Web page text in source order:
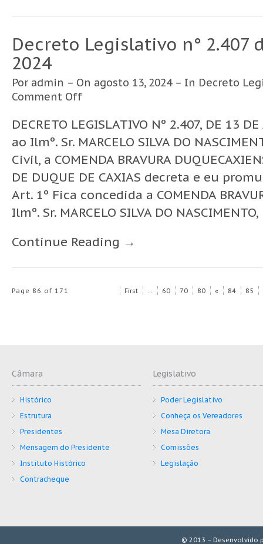
Decreto Legislativo n° 2.407
2024
Por admin – On agosto 13, 2024 – In Decreto
Comment Off
DECRETO LEGISLATIVO Nº 2.407, DE 13
ao Ilmº. Sr. MARCELO SILVA DO
Civil, a COMENDA BRAVURA
DE DUQUE DE CAXIAS decreta e eu
Art. 1º Fica concedida a COMENDA
Ilmº. Sr. MARCELO SILVA DO
Continue Reading →
Page 86 of 171 First ... 60 70 80 « 84 85
Câmara
Histórico
Estrutura
Presidentes
Mensagem do Presidente
Instituto Histórico
Contracheque
Legislativo
Poder Legislativo
Conheça os Vereadores
Mesa Diretora
Comissões
Legislação
© 2013 – Desenvolvido